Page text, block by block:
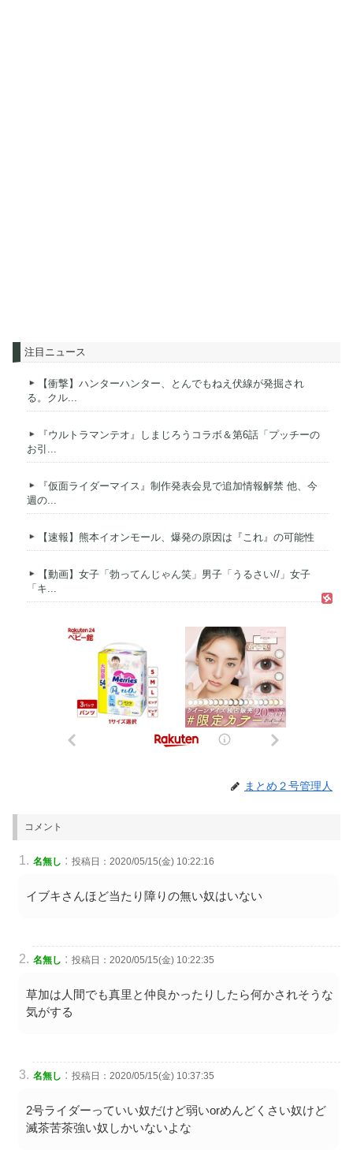
注目ニュース
【衝撃】ハンターハンター、とんでもねえ伏線が発掘され
る。クル...
『ウルトラマンテオ』しまじろうコラボ＆第6話「プッチーの
お引...
『仮面ライダーマイス』制作発表会見で追加情報解禁 他、今
週の...
【速報】熊本イオンモール、爆発の原因は『これ』の可能性
【動画】女子「勃ってんじゃん笑」男子「うるさい//」女子
「キ...
まとめ２号管理人
コメント
名無し : 投稿日：2020/05/15(金) 10:22:16
イブキさんほど当たり障りの無い奴はいない
名無し : 投稿日：2020/05/15(金) 10:22:35
草加は人間でも真里と仲良かったりしたら何かされそうな
気がする
名無し : 投稿日：2020/05/15(金) 10:37:35
2号ライダーっていい奴だけど弱いorめんどくさい奴けど
滅茶苦茶強い奴しかいないよな